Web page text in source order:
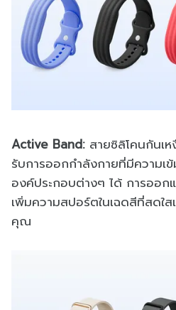
Active Band: สายซิลิโคนกันเห
รับการออกกำลังกายที่มีความเ
องค์ประกอบต่างๆ ได้ การออก
เพิ่มความสปอร์ตในเฉดสีที่สดใ
คุณ